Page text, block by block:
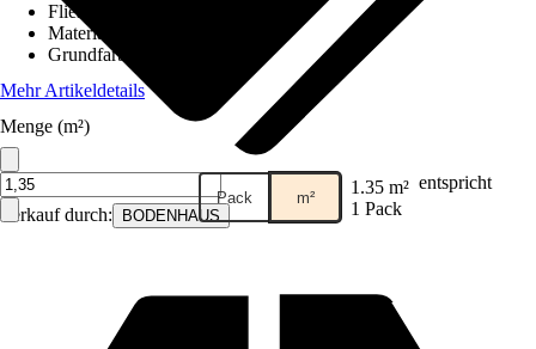
Verkauf durch: BODENHAUS
Fliesenoberfläche
Material
Grundfarbe
Mehr Artikeldetails
Menge (m²)
Pack m² 1.35 m² entspricht
1 Pack